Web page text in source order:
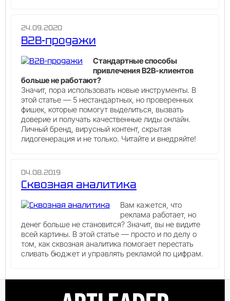
24.09.2020
B2B-продажи
Стандартные способы
привлечения B2B-клиентов
больше не работают?
Значит, пора использовать новые инструменты. В
этой статье — 5 нестандартных, но проверенных
фишек, которые помогут выделиться, вызвать
доверие и получать качественные лиды онлайн.
Личный бренд, вирусный контент, скрытая
лидогенерация и не только. Читайте и внедряйте!
04.08.2019
Сквозная аналитика
Вам кажется, что
реклама работает, но
денег больше не становится? Значит, вы не видите
всей картины. В этой статье — просто и по делу о
том, как сквозная аналитика помогает перестать
сливать бюджет и управлять рекламой по цифрам.